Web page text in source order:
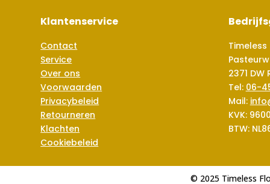
Klantenservice
Contact
Service
Over ons
Voorwaarden
Privacybeleid
Retourneren
Klachten
Cookiebeleid
Timeless
2371
Tel: 06-
Mail:
KVK:
BTW:
© 2025 Timeless